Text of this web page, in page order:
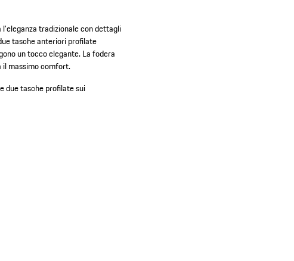
tradizionale con dettagli
tasche anteriori profilate
un tocco elegante. La fodera
il massimo comfort.
due tasche profilate sui